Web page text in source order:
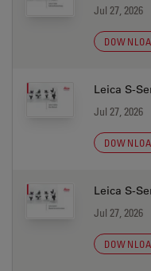
Jul 27, 2026
Leica S-
Jul 27, 2026
Leica S-
Jul 27, 2026